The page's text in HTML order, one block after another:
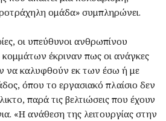
ομάδα» συμπληρώνει.
οι υπεύθυνοι ανθρωπίνου
έκριναν πως οι ανάγκες
να καλυφθούν εκ των έσω ή με
όπου το εργασιακό πλαίσιο δεν
παρά τις βελτιώσεις που έχουν
«Η ανάθεση της λειτουργίας στην